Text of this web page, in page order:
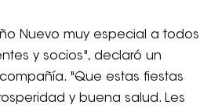
Nuevo muy especial a todos
y socios", declaró un
"Que estas fiestas
y buena salud. Les